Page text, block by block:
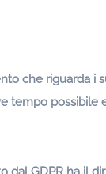
che riguarda i
tempo possibile